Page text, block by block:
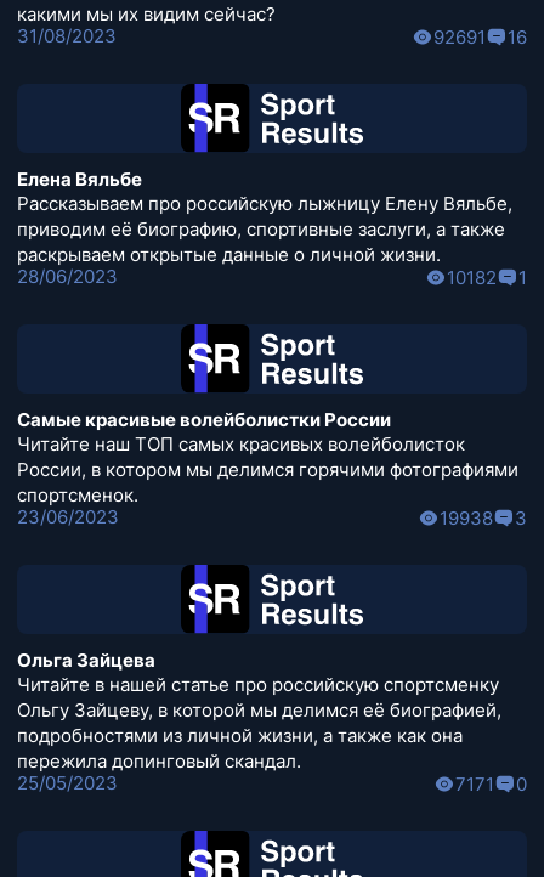
какими мы их видим сейчас?
31/08/2023
92691 16
Елена Вяльбе
Рассказываем про российскую лыжницу Елену Вяльбе,
приводим её биографию, спортивные заслуги, а также
раскрываем открытые данные о личной жизни.
28/06/2023
10182 1
Самые красивые волейболистки России
Читайте наш ТОП самых красивых волейболисток
России, в котором мы делимся горячими фотографиями
спортсменок.
23/06/2023
19938 3
Ольга Зайцева
Читайте в нашей статье про российскую спортсменку
Ольгу Зайцеву, в которой мы делимся её биографией,
подробностями из личной жизни, а также как она
пережила допинговый скандал.
25/05/2023
7171 0